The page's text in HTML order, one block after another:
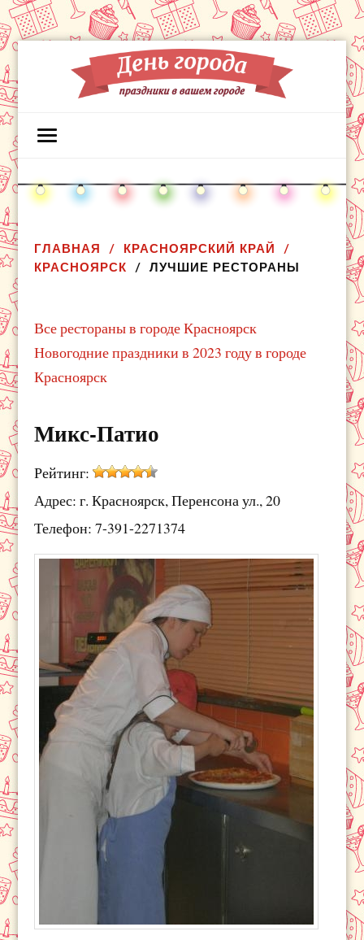
ГЛАВНАЯ
КРАСНОЯРСКИЙ КРАЙ
КРАСНОЯРСК
ЛУЧШИЕ РЕСТОРАНЫ
Все рестораны в городе Красноярск
Новогодние праздники в 2023 году в городе
Красноярск
Микс-Патио
Рейтинг:
Адрес: г. Красноярск, Перенсона ул., 20
Телефон: 7-391-2271374